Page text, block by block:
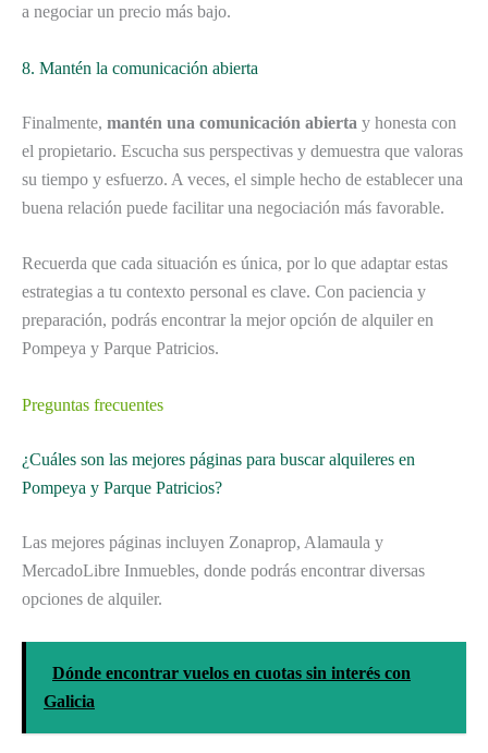
a negociar un precio más bajo.
8. Mantén la comunicación abierta
Finalmente, mantén una comunicación abierta y honesta con
el propietario. Escucha sus perspectivas y demuestra que valoras
su tiempo y esfuerzo. A veces, el simple hecho de establecer una
buena relación puede facilitar una negociación más favorable.
Recuerda que cada situación es única, por lo que adaptar estas
estrategias a tu contexto personal es clave. Con paciencia y
preparación, podrás encontrar la mejor opción de alquiler en
Pompeya y Parque Patricios.
Preguntas frecuentes
¿Cuáles son las mejores páginas para buscar alquileres en
Pompeya y Parque Patricios?
Las mejores páginas incluyen Zonaprop, Alamaula y
MercadoLibre Inmuebles, donde podrás encontrar diversas
opciones de alquiler.
Dónde encontrar vuelos en cuotas sin interés con
Galicia